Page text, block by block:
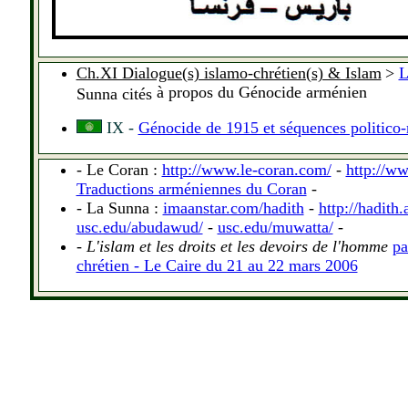
Ch.XI Dialogue(s) islamo-chrétien(s) & Islam >
Sunna cités àpropos du Génocide arménien
IX - Génocide de 1915 et séquences
- Le Coran : http://www.le-coran.com/- http://
Traductions arméniennes du Coran-
- La Sunna : imaanstar.com/hadith- http://
usc.edu/abudawud/- usc.edu/muwatta/-
- L'islam et les droits et les devoirs de l'homme
chrétien - Le Caire du 21 au 22 mars 2006